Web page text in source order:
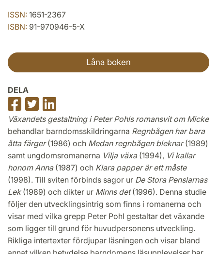
ISSN: 1651-2367
ISBN: 91-970946-5-X
Låna boken
DELA
Dela
på
Facebook
Dela
på
Twitter
på
LinkedIn
Växandets gestaltning i Peter Pohls romansvit om Micke
behandlar barndomsskildringarna Regnbågen har bara
åtta färger(1986) och Medan regnbågen bleknar(1989)
samt ungdomsromanerna Vilja växa(1994), Vi kallar
honom Anna(1987) och Klara papper är ett måste
(1998). Till sviten förbinds sagor ur De Stora Penslarnas
Lek(1989) och dikter ur Minns det(1996). Denna studie
följer den utvecklingsintrig som finns i romanerna och
visar med vilka grepp Peter Pohl gestaltar det växande
som ligger till grund för huvudpersonens utveckling.
Rikliga intertexter fördjupar läsningen och visar bland